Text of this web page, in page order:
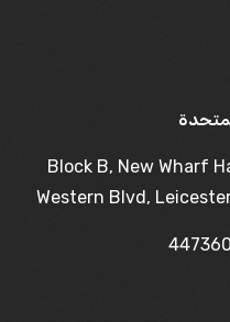
Block B, New Wharf
Western Blvd,